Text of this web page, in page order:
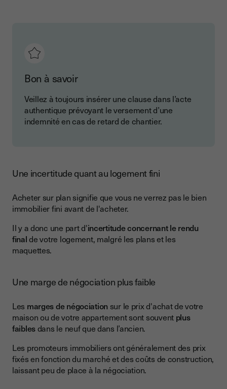
Bon à savoir
Veillez à toujours insérer une clause dans l’acte
authentique prévoyant le versement d’une
indemnité en cas de retard de chantier.
Une incertitude quant au logement fini
Acheter sur plan signifie que vous ne verrez pas le bien
immobilier fini avant de l'acheter.
Il y a donc une part d'incertitude concernant le rendu
finalde votre logement, malgré les plans et les
maquettes.
Une marge de négociation plus faible
Les marges de négociation sur le prix d'achat de votre
maison ou de votre appartement sont souvent plus
faiblesdans le neuf que dans l’ancien.
Les promoteurs immobiliers ont généralement des prix
fixés en fonction du marché et des coûts de construction,
laissant peu de place à la négociation.